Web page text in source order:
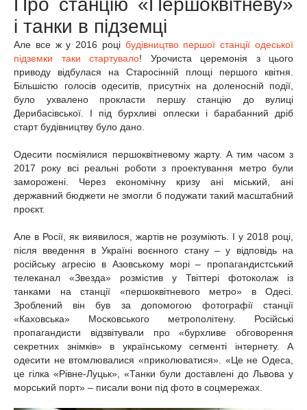
Про станцію «Першоквітневу»
і танки в підземці
Але все ж у 2016 році будівництво першої станції одеської
підземки таки стартувало! Урочиста церемонія з цього
приводу відбулася на Старосінній площі першого квітня.
Більшістю голосів одеситів, присутніх на доленосній події,
було ухвалено прокласти першу станцію до вулиці
Дерибасівської. І під бурхливі оплески і барабанний дріб
старт будівництву було дано.
Одесити посміялися першоквітневому жарту. А тим часом з
2017 року всі реальні роботи з проектування метро були
заморожені. Через економічну кризу ані міський, ані
державний бюджети не змогли б подужати такий масштабний
проєкт.
Але в Росії, як виявилося, жартів не розуміють. І у 2018 році,
після введення в Україні воєнного стану – у відповідь на
російську агресію в Азовському морі – пропагандистський
телеканал «Звезда» розмістив у Твіттері фотоколаж із
танками на станції «першоквітневого метро» в Одесі.
Зроблений він був за допомогою фотографії станції
«Каховська» Московського метрополітену. Російські
пропагандисти відзвітували про «бурхливе обговорення
секретних знімків» в українському сегменті інтернету. А
одесити не втомлювалися «приколюватися». «Це не Одеса,
це гілка «Рівне-Луцьк», «Танки були доставлені до Львова у
морський порт» – писали вони під фото в соцмережах.